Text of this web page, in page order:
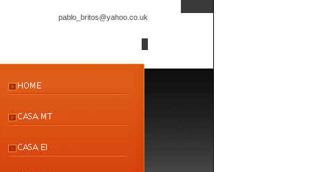
pablo_britos@yahoo.co.uk